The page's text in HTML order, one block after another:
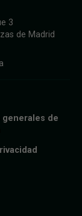
3
de Madrid
de